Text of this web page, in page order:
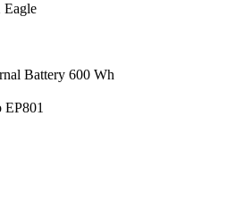
Eagle
Battery 600 Wh
EP801